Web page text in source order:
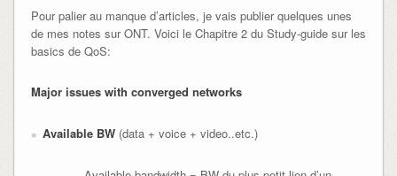
Pour palier au manque d’articles, je vais publier quelques unes
de mes notes sur ONT. Voici le Chapitre 2 du Study-guide sur les
basics de QoS:
Major issues with converged networks
Available BW(data + voice + video..etc.)